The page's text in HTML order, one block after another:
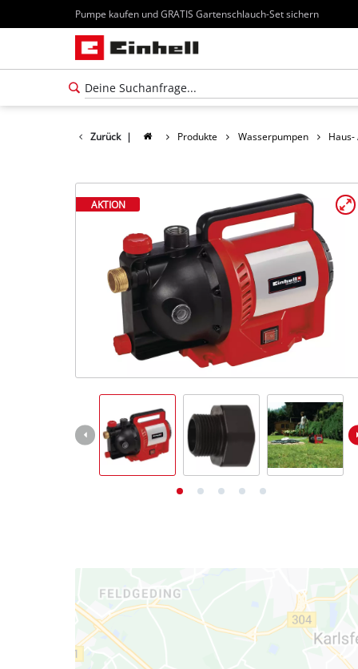
Pumpe kaufen und GRATIS Gartenschlauch-Set sichern
Zurück | Produkte Wasserpumpen
AKTION